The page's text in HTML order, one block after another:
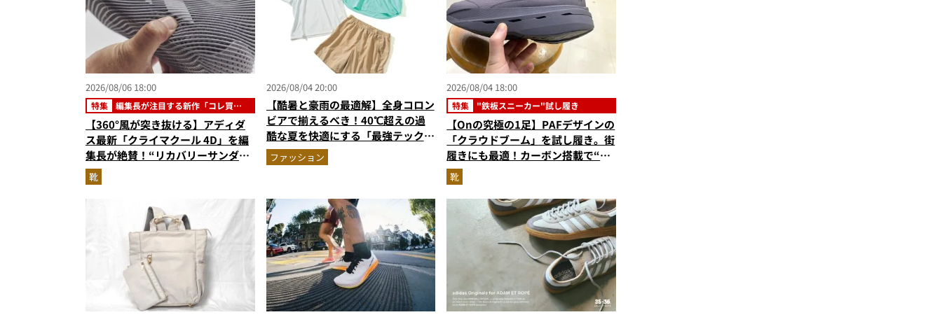
2026/08/06 18:00
特集
編集長が注目する新作「コレ買い
です」
【360°風が突き抜ける】アディダ
ス最新「クライマクール 4D」を編
集長が絶賛！“リカバリーサンダル
級に快適”な3Dプリントスニーカー
『コレ買いです』Vol.173
靴
2026/08/04 20:00
【酷暑と豪雨の最適解】全身コロン
ビアで揃えるべき！40℃超えの過
酷な夏を快適にする「最強テックウ
エア」セットアップ
ファッション
2026/08/04 18:00
特集 "鉄板スニーカー"試し履き
【Onの究極の1足】PAFデザインの
「クラウドブーム」を試し履き。街
履きにも最適！カーボン搭載で“走
れるハイテク靴”の最高峰
靴